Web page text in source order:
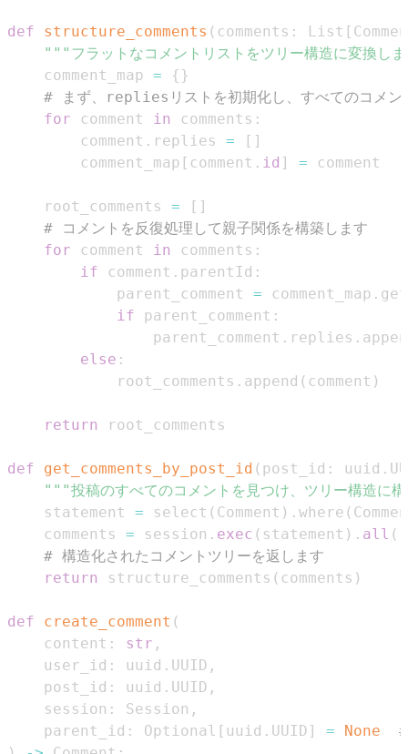
def structure_comments ( comments : List [
"""フラットなコメントリストをツリー構造に変換し
    comment_map
= { }
# まず、repliesリストを初期化し、すべてのコメン
for comment in comments :
        comment
. replies = [ ]
        comment_map
[ comment . id ] =
    root_comments
= [ ]
# コメントを反復処理して親子関係を構築します
for comment in comments :
if comment . parentId :
            parent_comment
= comment_map . get
if parent_comment :
                parent_comment
. replies .
else :
            root_comments
. append ( comment )
return
def get_comments_by_post_id ( post_id : uuid .
"""投稿のすべてのコメントを見つけ、ツリー構造に
    statement
= select ( Comment ) . where (
    comments
= session . exec ( statement ) . all (
# 構造化されたコメントツリーを返します
return
structure_comments ( comments )
def create_comment (
    content
: str ,
    user_id
: uuid . UUID ,
    post_id
: uuid . UUID ,
    session
: Session ,
    parent_id
: Optional [ uuid . UUID ] = None